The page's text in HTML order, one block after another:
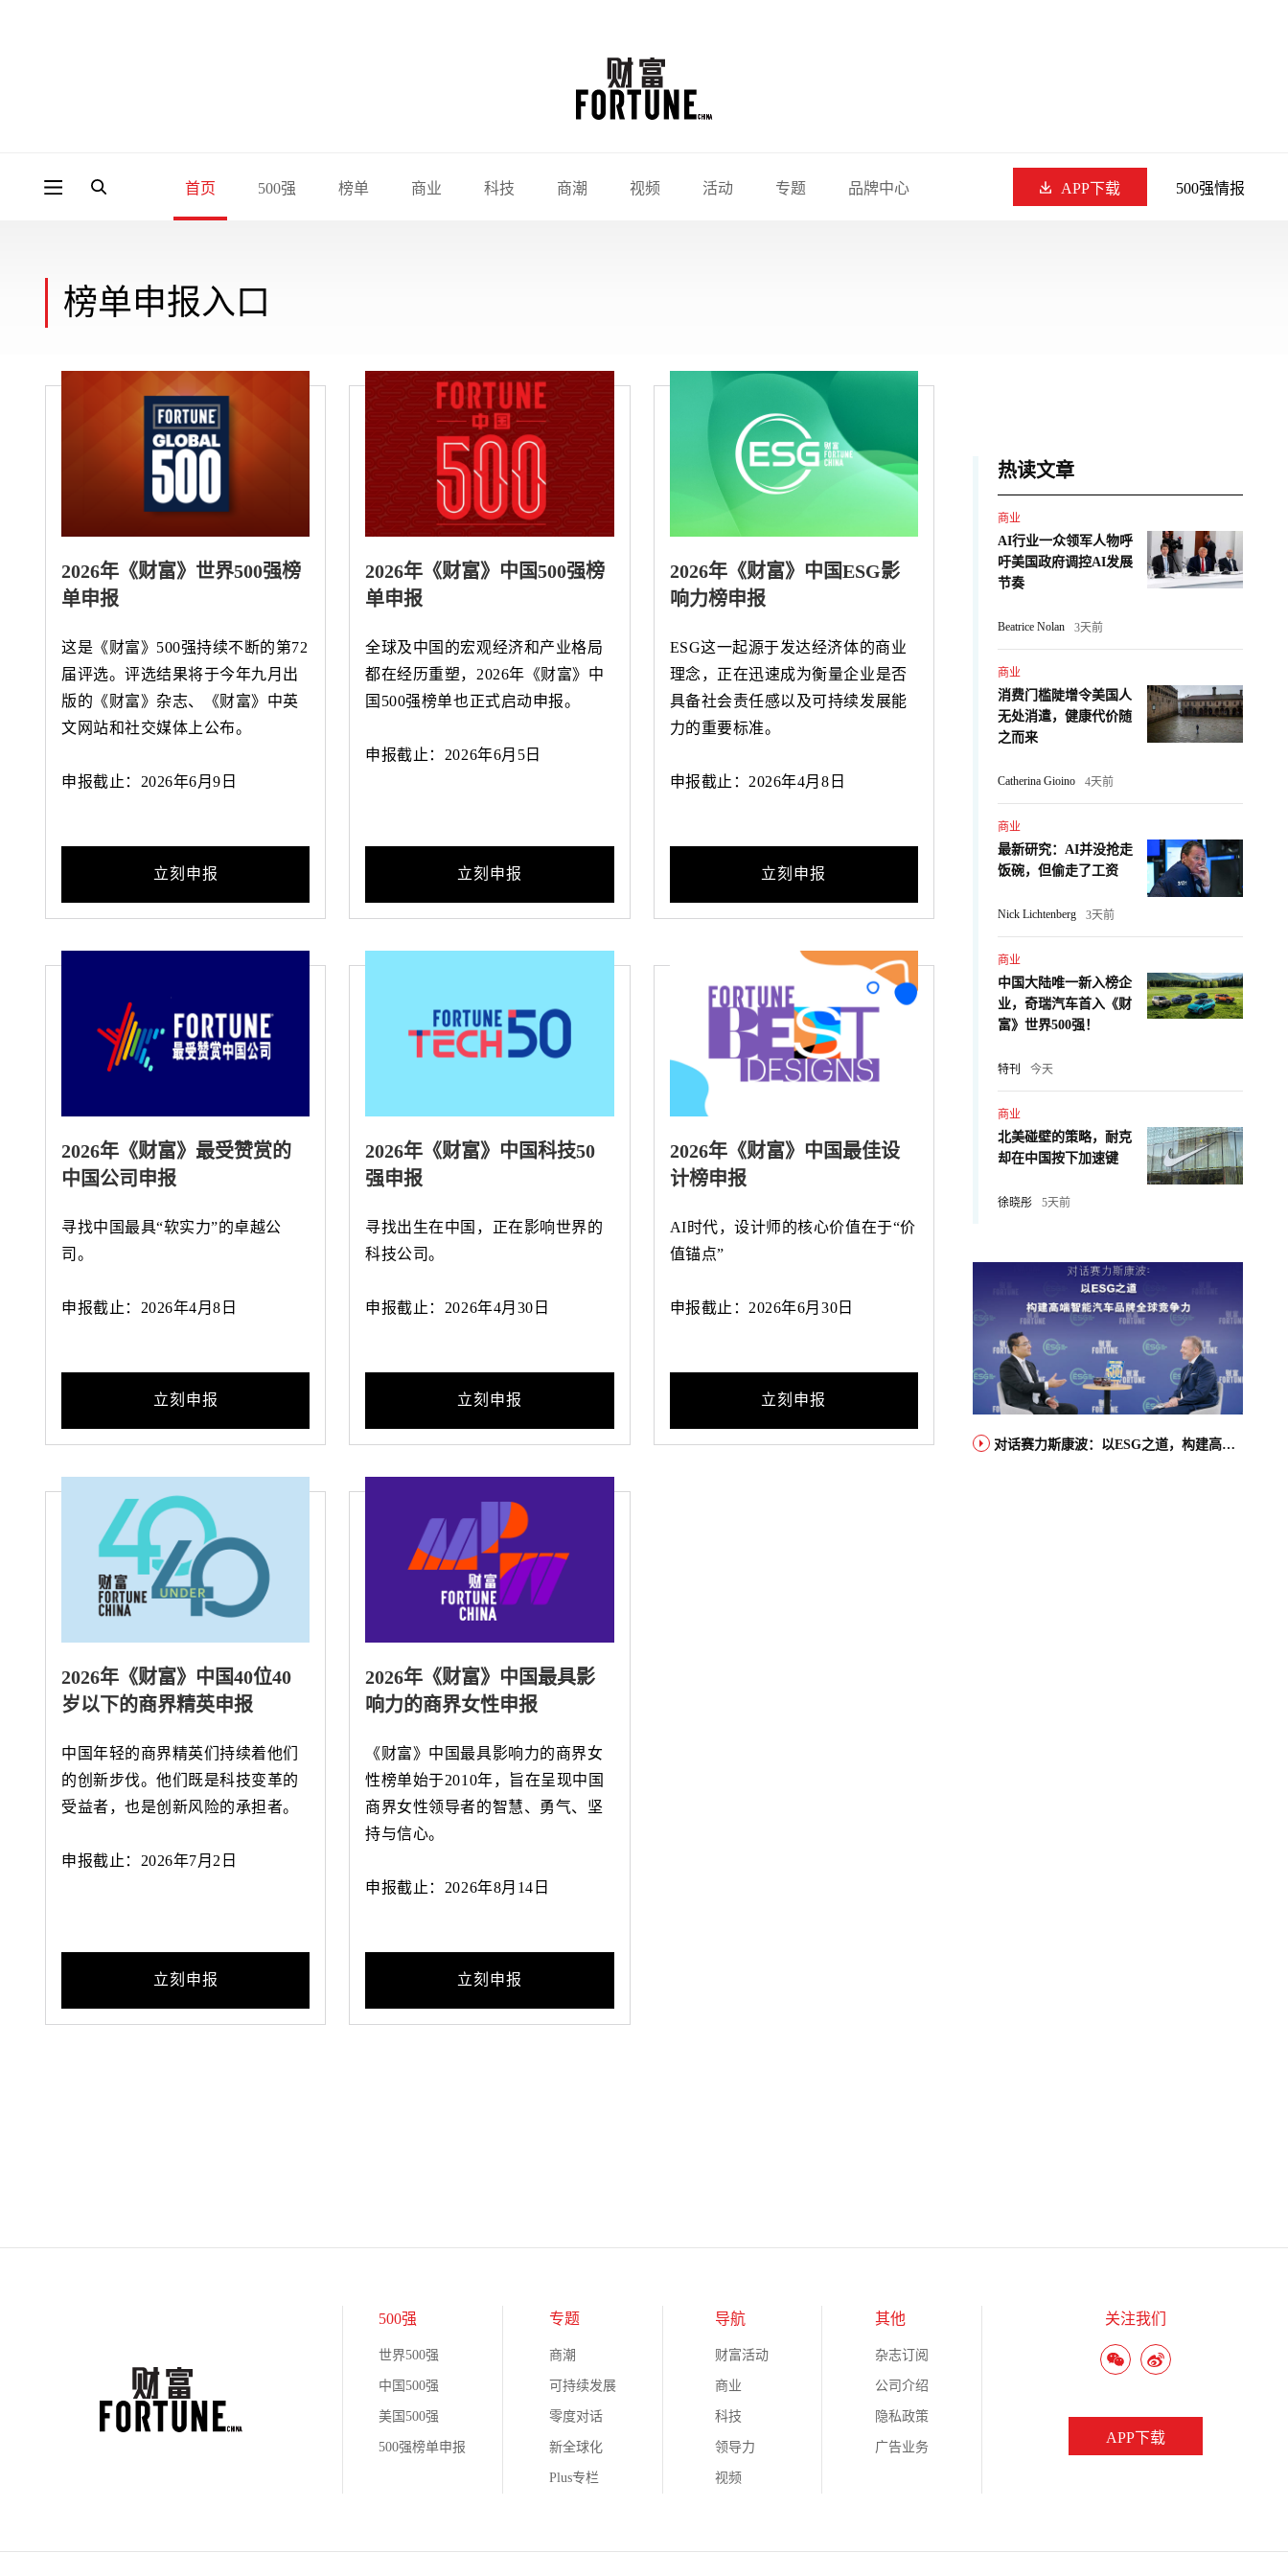
首页 500强 榜单 商业 科技 商潮 视频 活动 专题 品牌中心 APP下载 500强情报
榜单申报入口
2026年《财富》世界500强榜
单申报
这是《财富》500强持续不断的第72
届评选。评选结果将于今年九月出
版的《财富》杂志、《财富》中英
文网站和社交媒体上公布。
申报截止：2026年6月9日
立刻申报
2026年《财富》中国500强榜
单申报
全球及中国的宏观经济和产业格局
都在经历重塑，2026年《财富》中
国500强榜单也正式启动申报。
申报截止：2026年6月5日
立刻申报
2026年《财富》中国ESG影
响力榜申报
ESG这一起源于发达经济体的商业
理念，正在迅速成为衡量企业是否
具备社会责任感以及可持续发展能
力的重要标准。
申报截止：2026年4月8日
立刻申报
2026年《财富》最受赞赏的
中国公司申报
寻找中国最具“软实力”的卓越公
司。
申报截止：2026年4月8日
立刻申报
2026年《财富》中国科技50
强申报
寻找出生在中国，正在影响世界的
科技公司。
申报截止：2026年4月30日
立刻申报
2026年《财富》中国最佳设
计榜申报
AI时代，设计师的核心价值在于“价
值锚点”
申报截止：2026年6月30日
立刻申报
2026年《财富》中国40位40
岁以下的商界精英申报
中国年轻的商界精英们持续着他们
的创新步伐。他们既是科技变革的
受益者，也是创新风险的承担者。
申报截止：2026年7月2日
立刻申报
2026年《财富》中国最具影
响力的商界女性申报
《财富》中国最具影响力的商界女
性榜单始于2010年，旨在呈现中国
商界女性领导者的智慧、勇气、坚
持与信心。
申报截止：2026年8月14日
立刻申报
热读文章
商业
AI行业一众领军人物呼
吁美国政府调控AI发展
节奏
Beatrice Nolan 3天前
商业
消费门槛陡增令美国人
无处消遣，健康代价随
之而来
Catherina Gioino 4天前
商业
最新研究：AI并没抢走
饭碗，但偷走了工资
Nick Lichtenberg 3天前
商业
中国大陆唯一新入榜企
业，奇瑞汽车首入《财
富》世界500强！
特刊 今天
商业
北美碰壁的策略，耐克
却在中国按下加速键
徐晓彤 5天前
对话赛力斯康波：以ESG之道，构建高端智能汽车品牌全球竞争力
500强
世界500强
中国500强
美国500强
500强榜单申报
专题
商潮
可持续发展
零度对话
新全球化
Plus专栏
导航
财富活动
商业
科技
领导力
视频
其他
杂志订阅
公司介绍
隐私政策
广告业务
关注我们
APP下载